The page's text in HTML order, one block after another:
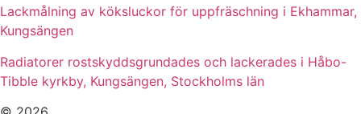
Lackmålning av köksluckor för uppfräschning i Ekhammar,
Kungsängen
Radiatorer rostskyddsgrundades och lackerades i Håbo-
Tibble kyrkby, Kungsängen, Stockholms län